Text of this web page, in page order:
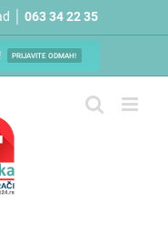
│ 063 34 22 35
PRIJAVITE ODMAH!